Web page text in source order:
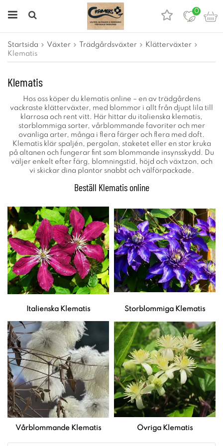
0
Startsida Växter Trädgårdsväxter
Klätterväxter
Klematis
Klematis
Hos oss köper du klematis online – en av trädgårdens
vackraste klätterväxter, med blommor i allt från djupt lila till
klarrosa och rent vitt. Här hittar du italienska klematis,
storblommiga sorter, vårblommande favoriter och mer
ovanliga arter, många i flera färger och flera med doft.
Klematis klär spaljén, pergolan, staketet eller en stor kruka
på altanen och fungerar fint som blommande insynsskydd. Du
väljer enkelt efter färg, blomningstid, höjd och växtzon, och
vi skickar dina plantor snabbt och välförpackade.
Beställ Klematis online
Italienska Klematis Storblommiga Klematis
Vårblommande Klematis Övriga Klematis